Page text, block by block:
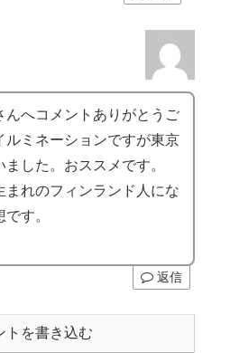
んへコメントありがとうご
ルミネーションですが東京
した。おススメです。
まれのフィンランド人にな
す。
返信
トを書き込む